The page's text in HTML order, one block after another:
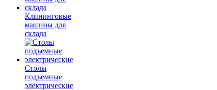
Клининговые
машины для
склада
Столы
подъемные
электрические